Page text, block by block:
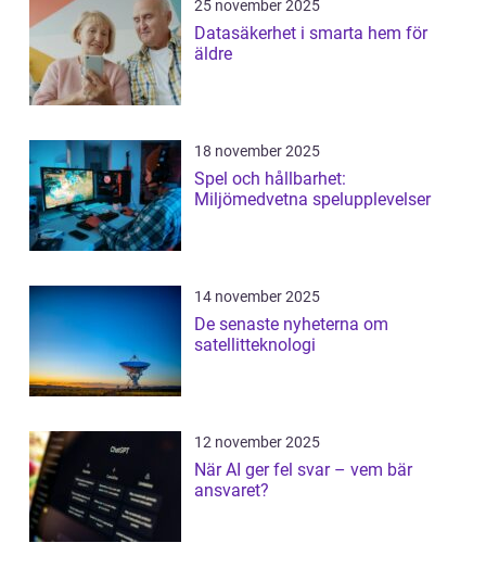
25 november 2025
Datasäkerhet i smarta hem för
äldre
18 november 2025
Spel och hållbarhet:
Miljömedvetna spelupplevelser
14 november 2025
De senaste nyheterna om
satellitteknologi
12 november 2025
När AI ger fel svar – vem bär
ansvaret?